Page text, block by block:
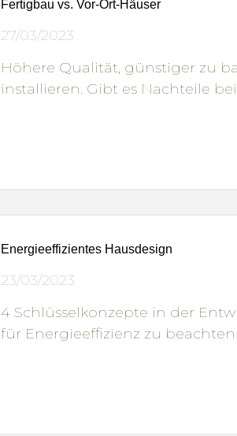
Fertigbau vs. Vor-Ort-Häuser
27/03/2023
Höhere Qualität, günstiger zu
installieren. Gibt es Nachteile
Energieeffizientes Hausdesign
23/03/2023
4 Schlüsselkonzepte in der
für Energieeffizienz zu